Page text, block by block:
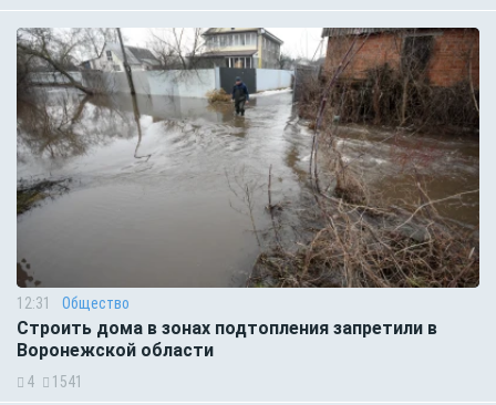
12:31 Общество
Строить дома в зонах подтопления запретили в
Воронежской области
4 1541